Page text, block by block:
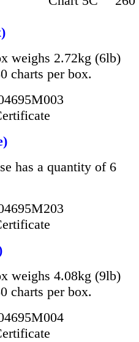
weighs 2.72kg (6lb)
charts per box.
has a quantity of 6
weighs 4.08kg (9lb)
charts per box.